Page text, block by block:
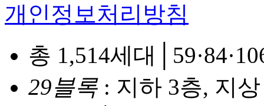
개인정보처리방침
총 1,514세대
29블록: 지하 3층, 지상